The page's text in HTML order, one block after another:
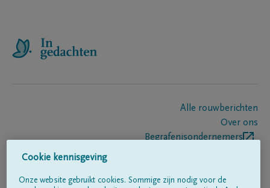
Alle rouwberichten
Over ons
Begrafenisondernemers
Cookie kennisgeving
Onze website gebruikt cookies. Sommige zijn nodig voor de